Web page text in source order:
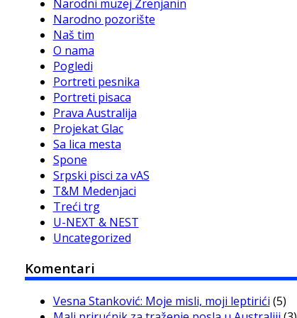
Narodni muzej Zrenjanin
Narodno pozorište
Naš tim
O nama
Pogledi
Portreti pesnika
Portreti pisaca
Prava Australija
Projekat Glac
Sa lica mesta
Spone
Srpski pisci za vAS
T&M Medenjaci
Treći trg
U-NEXT & NEST
Uncategorized
Komentari
Vesna Stanković: Moje misli, moji leptirići (5)